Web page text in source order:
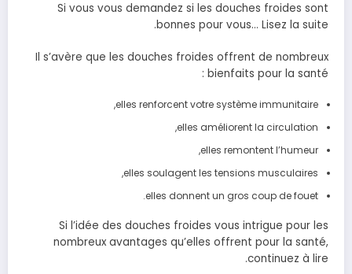
Si vous vous demandez si les douches froides sont
bonnes pour vous… Lisez la suite.
Il s’avère que les douches froides offrent de nombreux
bienfaits pour la santé :
elles renforcent votre système immunitaire,
elles améliorent la circulation,
elles remontent l’humeur,
elles soulagent les tensions musculaires,
elles donnent un gros coup de fouet.
Si l’idée des douches froides vous intrigue pour les
nombreux avantages qu’elles offrent pour la santé,
continuez à lire.